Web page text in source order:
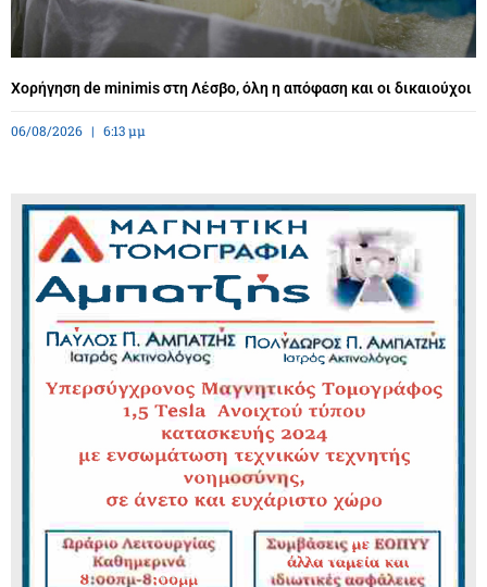
Χορήγηση de minimis στη Λέσβο, όλη η απόφαση και οι δικαιούχοι
06/08/2026 6:13 μμ